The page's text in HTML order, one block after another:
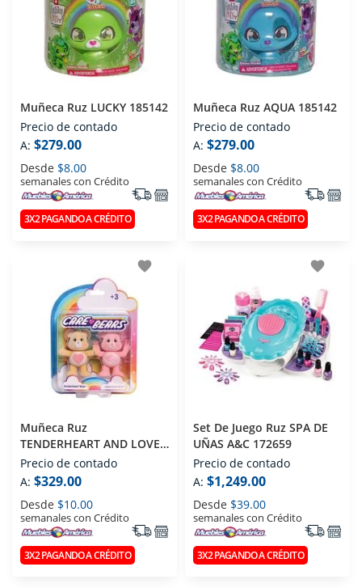
Muñeca Ruz LUCKY 185142
Precio de contado
A: $279.00
Desde $8.00
semanales con Crédito
3X2 PAGANDO A CRÉDITO
Muñeca Ruz AQUA 185142
Precio de contado
A: $279.00
Desde $8.00
semanales con Crédito
3X2 PAGANDO A CRÉDITO
favorite
Muñeca Ruz
TENDERHEART AND LOVE
A LOT 182950
Precio de contado
A: $329.00
Desde $10.00
semanales con Crédito
3X2 PAGANDO A CRÉDITO
favorite
Set De Juego Ruz SPA DE
UÑAS A&C 172659
Precio de contado
A: $1,249.00
Desde $39.00
semanales con Crédito
3X2 PAGANDO A CRÉDITO